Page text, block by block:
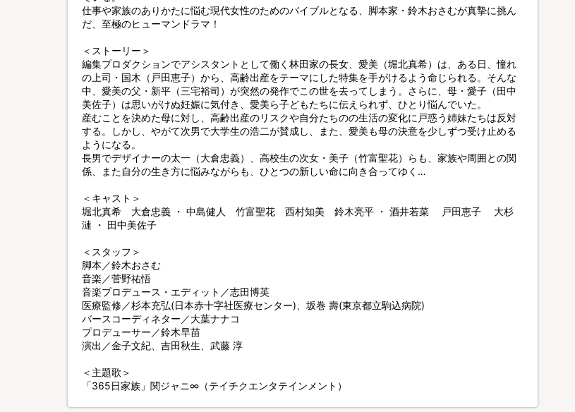
仕事や家族のありかたに悩む現代女性のためのバイブルとなる、脚本家・鈴木おさむが真摯に挑ん
だ、至極のヒューマンドラマ！
＜ストーリー＞
編集プロダクションでアシスタントとして働く林田家の長女、愛美（堀北真希）は、ある日、憧れ
の上司・国木（戸田恵子）から、高齢出産をテーマにした特集を手がけるよう命じられる。そんな
中、愛美の父・新平（三宅裕司）が突然の発作でこの世を去ってしまう。さらに、母・愛子（田中
美佐子）は思いがけぬ妊娠に気付き、愛美ら子どもたちに伝えられず、ひとり悩んでいた。
産むことを決めた母に対し、高齢出産のリスクや自分たちのの生活の変化に戸惑う姉妹たちは反対
する。しかし、やがて次男で大学生の浩二が賛成し、また、愛美も母の決意を少しずつ受け止める
ようになる。
長男でデザイナーの太一（大倉忠義）、高校生の次女・美子（竹富聖花）らも、家族や周囲との関
係、また自分の生き方に悩みながらも、ひとつの新しい命に向き合ってゆく…
＜キャスト＞
堀北真希 大倉忠義 ・ 中島健人 竹富聖花 西村知美 鈴木亮平 ・ 酒井若菜 戸田恵子 大杉
漣 ・ 田中美佐子
＜スタッフ＞
脚本／鈴木おさむ
音楽／菅野祐悟
音楽プロデュース・エディット／志田博英
医療監修／杉本充弘(日本赤十字社医療センター)、坂巻 壽(東京都立駒込病院)
バースコーディネター／大葉ナナコ
プロデューサー／鈴木早苗
演出／金子文紀、吉田秋生、武藤 淳
＜主題歌＞
「365日家族」関ジャニ∞（テイチクエンタテインメント）